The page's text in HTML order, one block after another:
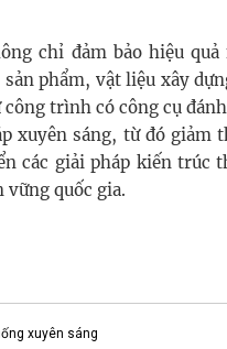
chỉ đảm bảo hiệu
phẩm, vật liệu xây
trình có công cụ
xuyên sáng, từ đó
các giải pháp kiến trúc
quốc gia.
xuyên sáng